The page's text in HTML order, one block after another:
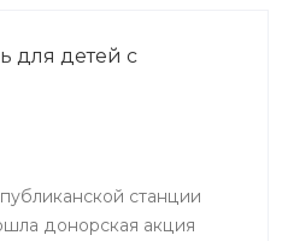
для детей с
станции
донорская акция